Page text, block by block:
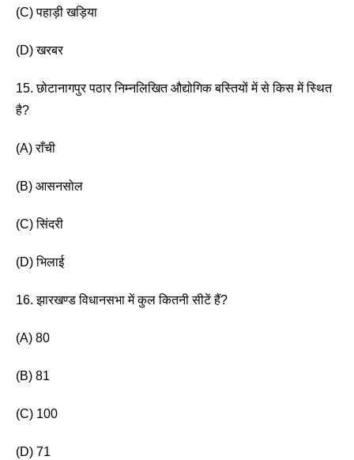
(C) पहाड़ी खड़िया
(D) खरबर
15. छोटानागपुर पठार निम्नलिखित औद्योगिक बस्तियों में से किस में स्थित
है?
(A) राँची
(B) आसनसोल
(C) सिंदरी
(D) भिलाई
16. झारखण्ड विधानसभा में कुल कितनी सीटें हैं?
(A) 80
(B) 81
(C) 100
(D) 71